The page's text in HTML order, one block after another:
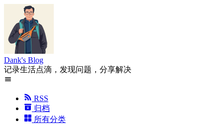
Dank's Blog
记录生活点滴，发现问题，分享解决
RSS
归档
所有分类